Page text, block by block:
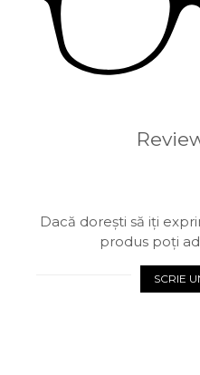
Dacă dorești să iți
produs poți
SCRIE